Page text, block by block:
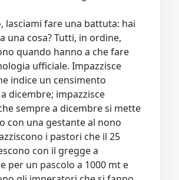
lasciami fare una battuta: hai
una cosa? Tutti, in ordine,
quando hanno a che fare
ufficiale. Impazzisce
indice un censimento
dicembre; impazzisce
sempre a dicembre si mette
con una gestante al nono
i pastori che il 25
con il gregge a
per un pascolo a 1000 mt e